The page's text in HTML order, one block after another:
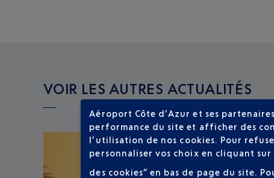
VOIR LES AUTRES ACTUALITÉS
Aéroport Côte d’Azur et ses
performance du site et afficher des
l’utilisation de nos cookies. Pour
personnaliser vos choix en cliquant
des cookies” en bas de page du site.